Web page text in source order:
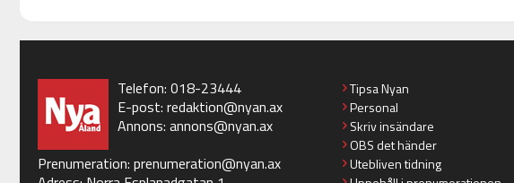
Telefon: 018-23444
E-post: redaktion@nyan.ax
Annons: annons@nyan.ax
Prenumeration: prenumeration@nyan.ax
Tipsa Nyan
Personal
Skriv insändare
OBS det händer
Utebliven tidning